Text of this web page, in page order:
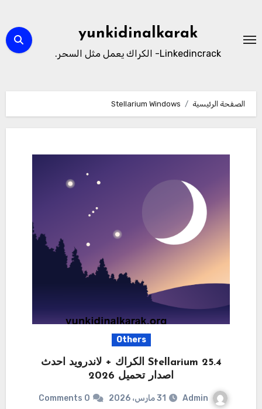
المحتوى
yunkidinalkarak
Linkedincrack- الكراك يعمل مثل السحر.
الصفحة الرئيسية Stellarium Windows
Others
Stellarium 25.4 الكراك + لاندرويد احدث
اصدار تحميل 2026
Admin 31 مارس، 2026 0 Comments